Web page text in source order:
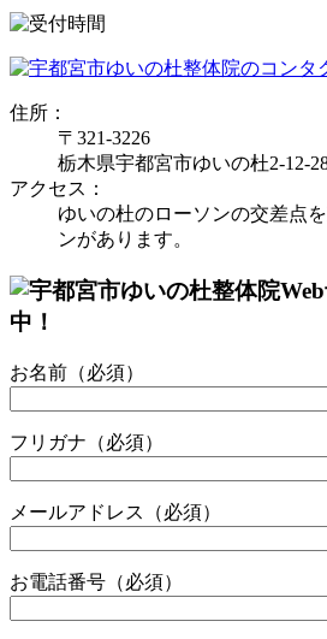
住所：
〒321-3226
栃木県宇都宮市ゆいの杜2-12-
アクセス：
ゆいの杜のローソンの交差点
ンがあります。
お名前（必須）
フリガナ（必須）
メールアドレス（必須）
お電話番号（必須）